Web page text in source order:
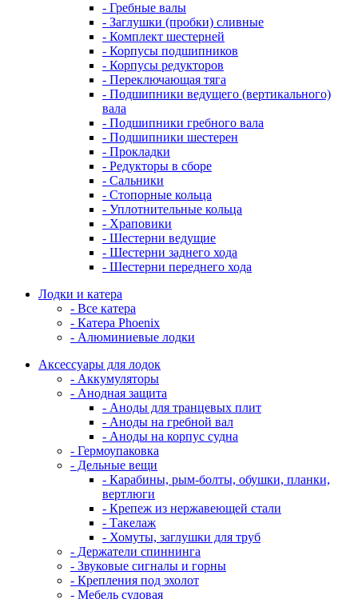
- Гребные валы
- Заглушки (пробки) сливные
- Комплект шестерней
- Корпусы подшипников
- Корпусы редукторов
- Переключающая тяга
- Подшипники ведущего (вертикального)
вала
- Подшипники гребного вала
- Подшипники шестерен
- Прокладки
- Редукторы в сборе
- Сальники
- Стопорные кольца
- Уплотнительные кольца
- Храповики
- Шестерни ведущие
- Шестерни заднего хода
- Шестерни переднего хода
Лодки и катера
- Все катера
- Катера Phoenix
- Алюминиевые лодки
Аксессуары для лодок
- Аккумуляторы
- Анодная защита
- Аноды для транцевых плит
- Аноды на гребной вал
- Аноды на корпус судна
- Гермоупаковка
- Дельные вещи
- Карабины, рым-болты, обушки, планки,
вертлюги
- Крепеж из нержавеющей стали
- Такелаж
- Хомуты, заглушки для труб
- Держатели спиннинга
- Звуковые сигналы и горны
- Крепления под эхолот
- Мебель судовая